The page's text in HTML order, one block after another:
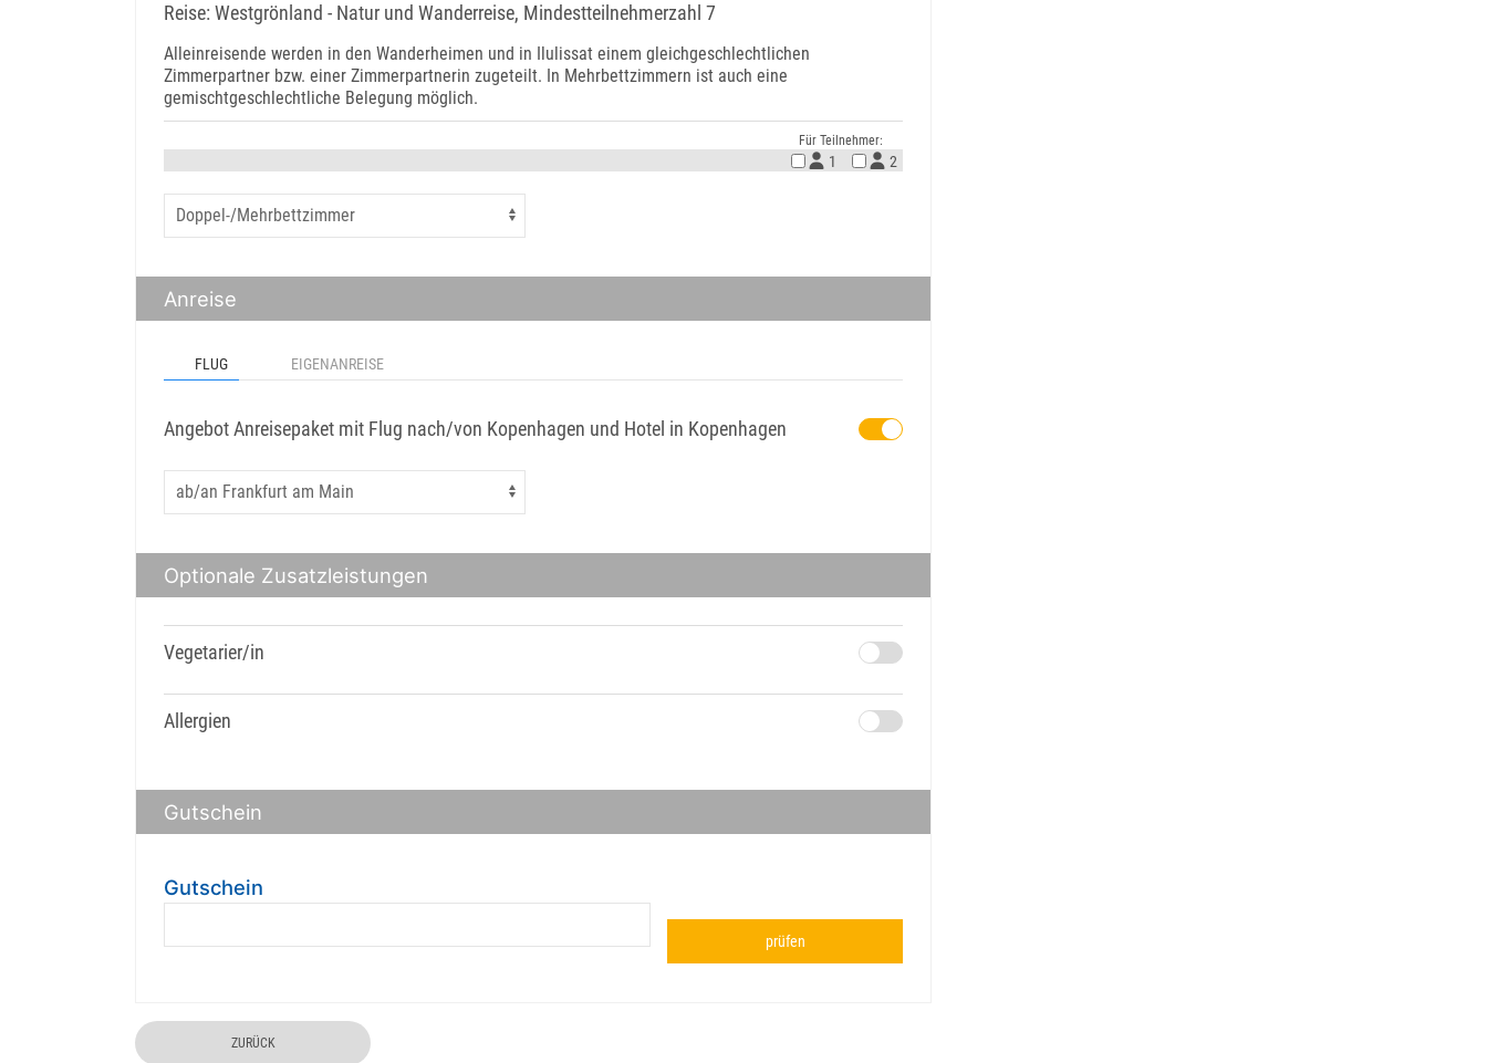
Reise: Westgrönland - Natur und Wanderreise, Mindestteilnehmerzahl 7
Alleinreisende werden in den Wanderheimen und in Ilulissat einem gleichgeschlechtlichen
Zimmerpartner bzw. einer Zimmerpartnerin zugeteilt. In Mehrbettzimmern ist auch eine
gemischtgeschlechtliche Belegung möglich.
Für Teilnehmer:
1 2
Anreise
FLUG EIGENANREISE
Angebot Anreisepaket mit Flug nach/von Kopenhagen und Hotel in Kopenhagen
Optionale Zusatzleistungen
Vegetarier/in
Allergien
Gutschein
Gutschein
prüfen
ZURÜCK